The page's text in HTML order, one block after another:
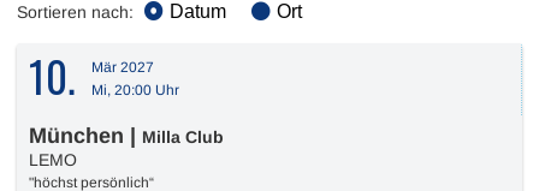
Sortieren nach: Datum Ort
10.
Mär 2027
Mi, 20:00 Uhr
München
Milla Club
LEMO
"höchst persönlich“